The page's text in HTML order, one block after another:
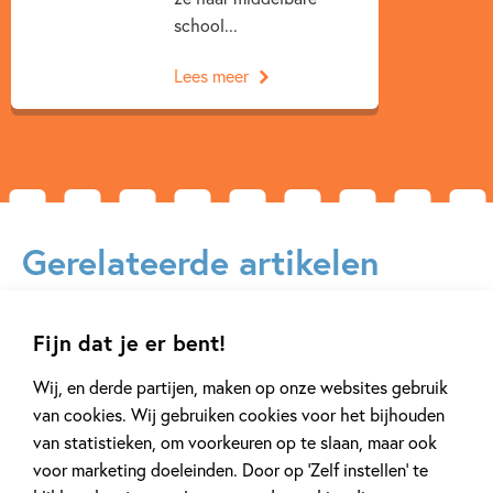
Fijn dat je er bent!
Wij, en derde partijen, maken op onze websites gebruik
van cookies. Wij gebruiken cookies voor het bijhouden
van statistieken, om voorkeuren op te slaan, maar ook
voor marketing doeleinden. Door op ‘Zelf instellen’ te
school...
Lees meer
Gerelateerde artikelen
27 MEI 2026
Tiplijst
1 NOVEMBER 2025